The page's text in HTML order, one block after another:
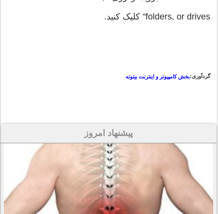
folders, or drives" کلیک کنید.
گردآوری:بخش کامپیوتر و اینترنت بیتوته
پیشنهاد امروز